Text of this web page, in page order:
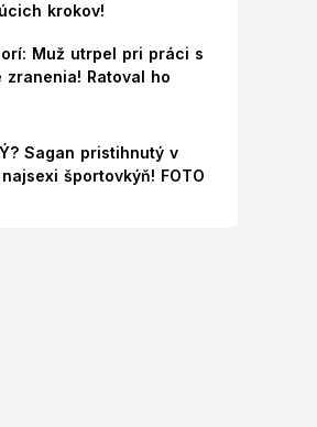
krokov!
Muž utrpel pri práci s
zranenia! Ratoval ho
Sagan pristihnutý v
športovkýň! FOTO